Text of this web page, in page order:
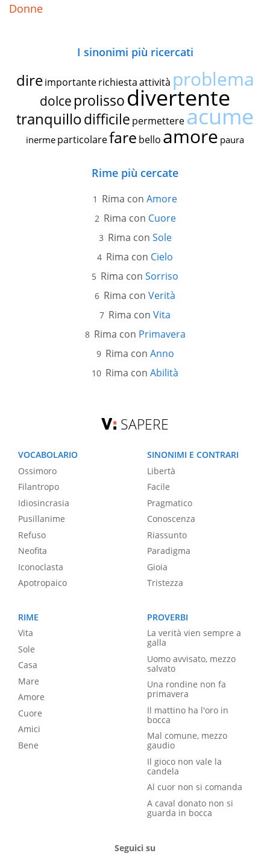
Donne
I sinonimi più ricercati
dire importante richiestaattività problema
dolce prolissodivertente
tranquillodifficile permettereacume
inerme particolarefare bello amore paura
Rime più cercate
Rima con Amore
Rima con Cuore
Rima con Sole
Rima con Cielo
Rima con Sorriso
Rima con Verità
Rima con Vita
Rima con Primavera
Rima con Anno
Rima con Abilità
SAPERE
VOCABOLARIO
Ossimoro
Filantropo
Idiosincrasia
Pusillanime
Refuso
Neofita
Iconoclasta
Apotropaico
SINONIMI E CONTRARI
Libertà
Facile
Pragmatico
Conoscenza
Riassunto
Paradigma
Gioia
Tristezza
RIME
Vita
Sole
Casa
Mare
Amore
Cuore
Amici
Bene
PROVERBI
La verità vien sempre a
galla
Uomo avvisato, mezzo
salvato
Una rondine non fa
primavera
Il mattino ha l'oro in
bocca
Mal comune, mezzo
gaudio
Il gioco non vale la
candela
Al cuor non si comanda
A caval donato non si
guarda in bocca
Seguici su